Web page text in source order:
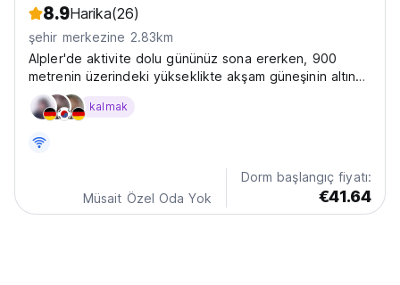
8.9Harika(26)
şehir merkezine 2.83km
Alpler'de aktivite dolu gününüz sona ererken, 900
metrenin üzerindeki yükseklikte akşam güneşinin altında
uzanın. Jugendherberge Oberstdorf-Kornau'da bizimle
kalın.
kalmak
Müsait Özel Oda Yok
Dorm başlangıç fiyatı:
€41.64